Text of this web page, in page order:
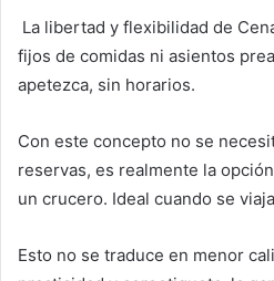
La libertad y flexibilidad de
fijos de comidas ni asientos
apetezca, sin horarios.
Con este concepto no se
reservas, es realmente la
un crucero. Ideal cuando se
Esto no se traduce en menor